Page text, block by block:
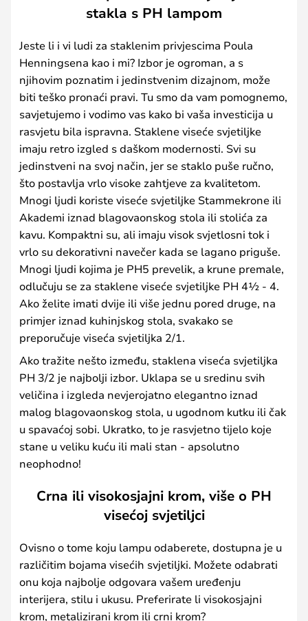
stakla s PH lampom
Jeste li i vi ludi za staklenim privjescima Poula
Henningsena kao i mi? Izbor je ogroman, a s
njihovim poznatim i jedinstvenim dizajnom, može
biti teško pronaći pravi. Tu smo da vam pomognemo,
savjetujemo i vodimo vas kako bi vaša investicija u
rasvjetu bila ispravna. Staklene viseće svjetiljke
imaju retro izgled s daškom modernosti. Svi su
jedinstveni na svoj način, jer se staklo puše ručno,
što postavlja vrlo visoke zahtjeve za kvalitetom.
Mnogi ljudi koriste viseće svjetiljke Stammekrone ili
Akademi iznad blagovaonskog stola ili stolića za
kavu. Kompaktni su, ali imaju visok svjetlosni tok i
vrlo su dekorativni navečer kada se lagano priguše.
Mnogi ljudi kojima je PH5 prevelik, a krune premale,
odlučuju se za staklene viseće svjetiljke PH 4½ - 4.
Ako želite imati dvije ili više jednu pored druge, na
primjer iznad kuhinjskog stola, svakako se
preporučuje viseća svjetiljka 2/1.
Ako tražite nešto između, staklena viseća svjetiljka
PH 3/2 je najbolji izbor. Uklapa se u sredinu svih
veličina i izgleda nevjerojatno elegantno iznad
malog blagovaonskog stola, u ugodnom kutku ili čak
u spavaćoj sobi. Ukratko, to je rasvjetno tijelo koje
stane u veliku kuću ili mali stan - apsolutno
neophodno!
Crna ili visokosjajni krom, više o PH
visećoj svjetiljci
Ovisno o tome koju lampu odaberete, dostupna je u
različitim bojama visećih svjetiljki. Možete odabrati
onu koja najbolje odgovara vašem uređenju
interijera, stilu i ukusu. Preferirate li visokosjajni
krom, metalizirani krom ili crni krom?